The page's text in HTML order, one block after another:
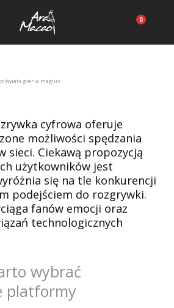
świata gier w magius
cyfrowa oferuje
możliwości spędzania
sieci. Ciekawą propozycją
użytkowników jest
się na tle konkurencji
podejściem do rozgrywki.
fanów emocji oraz
technologicznych
wybrać
platformy